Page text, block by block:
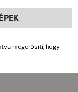
megerősíti, hogy